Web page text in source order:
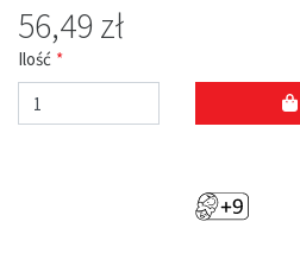
56,49 zł
Ilość